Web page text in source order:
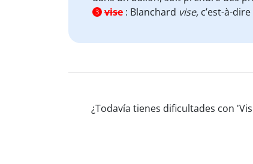
3 vise : Blanchard vise, c’est-à-
¿Todavía tienes dificultades con